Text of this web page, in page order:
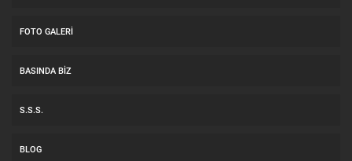
FOTO GALERI
BASINDA BIZ
S.S.S.
BLOG